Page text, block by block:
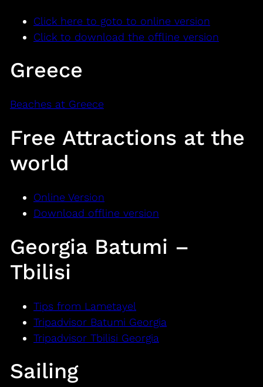
Click here to goto to online version
Click to download the offline version
Greece
Beaches at Greece
Free Attractions at the
world
Online Version
Download offline version
Georgia Batumi –
Tbilisi
Tips from Lametayel
Tripadvisor Batumi Georgia
Tripadvisor Tbilisi Georgia
Sailing